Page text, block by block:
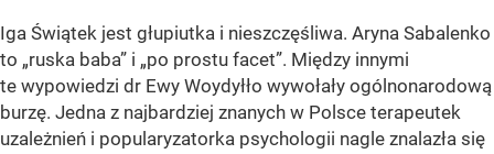
Iga Świątek jest głupiutka i nieszczęśliwa. Aryna Sabalenko
to „ruska baba” i „po prostu facet”. Między innymi
te wypowiedzi dr Ewy Woydyłło wywołały ogólnonarodową
burzę. Jedna z najbardziej znanych w Polsce terapeutek
uzależnień i popularyzatorka psychologii nagle znalazła się